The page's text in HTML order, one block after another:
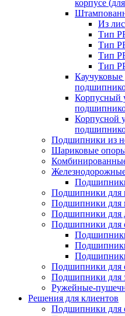
корпусе
Из
Тип
Тип
Тип
Тип
Корпусный
Корпусной
Подшипники из
Шариковые
Подшипники для
Подшипники для
Подшипники для
Подшипники для
Подшипники для
Подшипники для
Ружейные-
Решения для клиентов
Подшипники для